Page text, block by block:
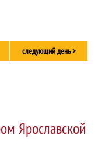
следующий день >
Ярославской